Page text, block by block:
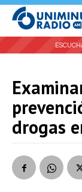
drogas